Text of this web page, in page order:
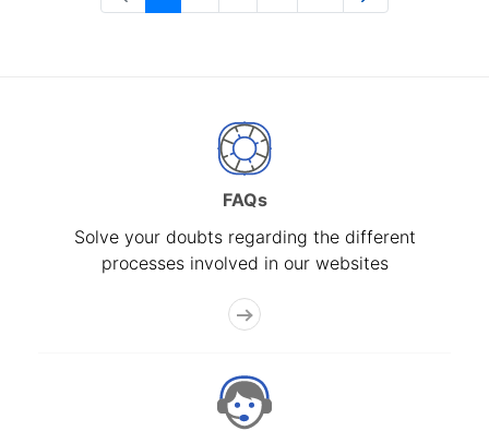
FAQs
Solve your doubts regarding the different
processes involved in our websites